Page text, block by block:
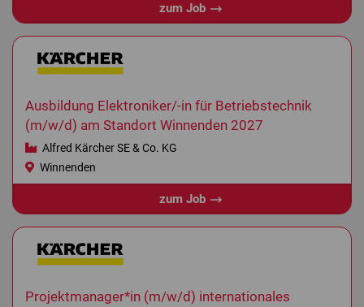
zum Job
Ausbildung Elektroniker/-in für Betriebstechnik
(m/w/d) am Standort Winnenden 2027
Alfred Kärcher SE & Co. KG
Winnenden
zum Job
Projektmanager*in (m/w/d) internationales